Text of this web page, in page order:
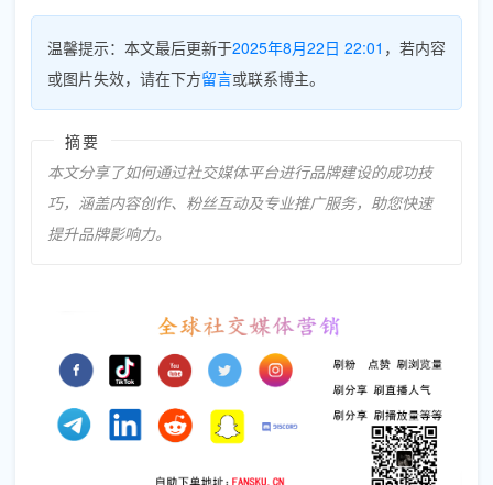
温馨提示：本文最后更新于2025年8月22日 22:01 ，若内容
或图片失效，请在下方留言或联系博主。
摘要
本文分享了如何通过社交媒体平台进行品牌建设的成功技
巧，涵盖内容创作、粉丝互动及专业推广服务，助您快速
提升品牌影响力。